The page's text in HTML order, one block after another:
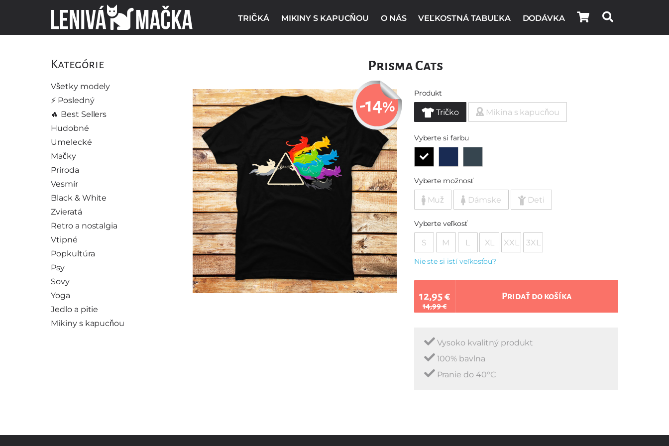
TRIČKÁ MIKINY S KAPUCŇOU O NÁS VEĽKOSTNÁ TABUĽKA DODÁVKA
Kategórie
Všetky modely
⚡️ Posledný
🔥 Best Sellers
Hudobné
Umelecké
Mačky
Príroda
Vesmír
Black & White
Zvieratá
Retro a nostalgia
Vtipné
Popkultúra
Psy
Sovy
Yoga
Jedlo a pitie
Mikiny s kapucňou
Prisma Cats
-14%
Produkt
Tričko Mikina s kapucňou
Vyberte si farbu
Vyberte možnosť
Muž Dámske Deti
Vyberte veľkosť
S M L XL XXL 3XL
Nie ste si istí veľkosťou?
12,95 €
14,99 €
Pridať do košíka
Vysoko kvalitný produkt
100% bavlna
Pranie do 40°C